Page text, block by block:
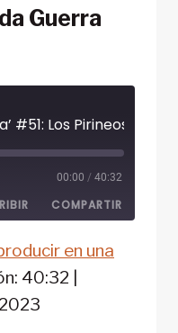
Guerra
00:00 / 40:32
COMPARTIR
en una
40:32